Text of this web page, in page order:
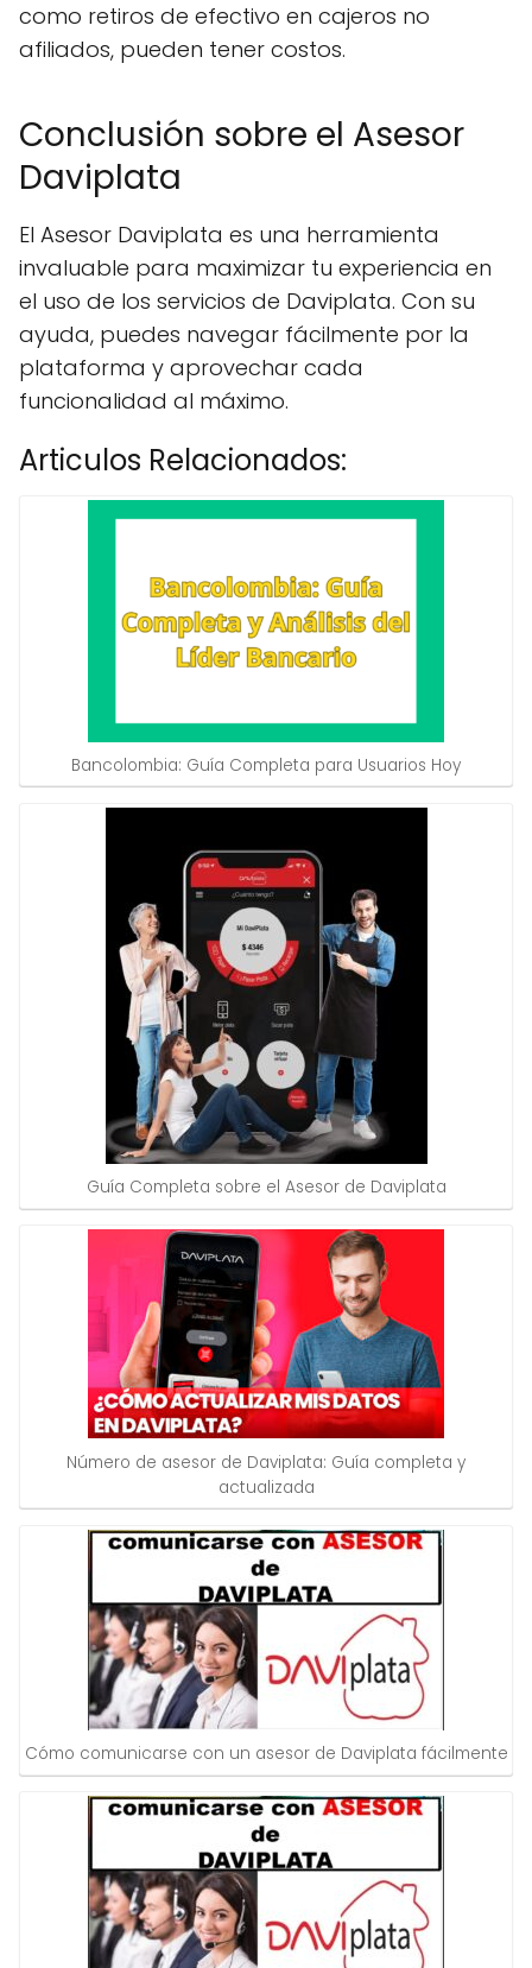
como retiros de efectivo en cajeros no
afiliados, pueden tener costos.
Conclusión sobre el Asesor
Daviplata
El Asesor Daviplata es una herramienta
invaluable para maximizar tu experiencia en
el uso de los servicios de Daviplata. Con su
ayuda, puedes navegar fácilmente por la
plataforma y aprovechar cada
funcionalidad al máximo.
Articulos Relacionados:
Bancolombia: Guía Completa para Usuarios Hoy
Guía Completa sobre el Asesor de Daviplata
Número de asesor de Daviplata: Guía completa y
actualizada
Cómo comunicarse con un asesor de Daviplata fácilmente